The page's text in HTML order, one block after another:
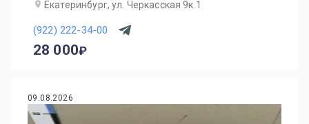
Екатеринбург, ул. Черкасская 9к.1
(922) 222-34-00
28 000
09.08.2026